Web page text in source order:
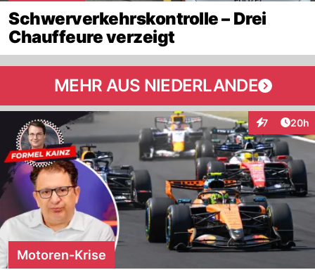
Schwerverkehrskontrolle – Drei
Chauffeure verzeigt
MEHR AUS NIEDERLANDE
7
Interaktionen
20h
Motoren-Krise